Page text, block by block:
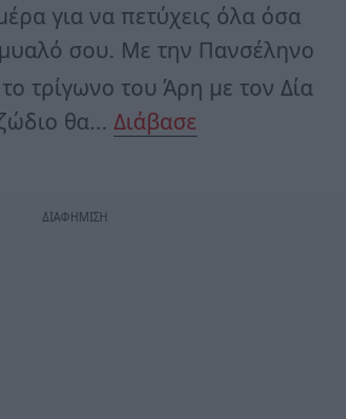
για να πετύχεις όλα όσα
μυαλό σου. Με την Πανσέληνο
τρίγωνο του Άρη με τον Δία
θα... Διάβασε